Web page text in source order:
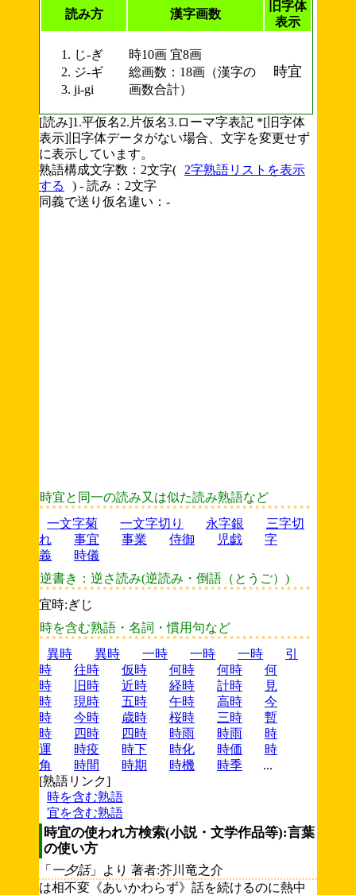
読み方 漢字画数
旧字体
表示
じ-ぎ
ジ-ギ
ji-gi
時10画 宜8画
総画数：18画（漢字の
画数合計）
時宜
[読み]1.平仮名2.片仮名3.ローマ字表記 *[旧字体
表示]旧字体データがない場合、文字を変更せず
に表示しています。
熟語構成文字数：2文字(
2字熟語リストを表示
する
) - 読み：2文字
同義で送り仮名違い：-
時宜と同一の読み又は似た読み熟語など
一文字菊
一文字切り 永字銀
三字切
れ
事宜 事業 侍御 児戯
字
義
時儀
逆書き：逆さ読み(逆読み・倒語（とうご）)
宜時:ぎじ
時を含む熟語・名詞・慣用句など
異時
異時 一時 一時 一時
引
時
往時 仮時 何時 何時
何
時
旧時 近時 経時 計時
見
時
現時 五時 午時 高時
今
時
今時 歳時 桜時 三時
暫
時
四時 四時 時雨 時雨
時
運
時疫 時下 時化 時価
時
角
時間 時期 時機 時季
...
[熟語リンク]
時を含む熟語
宜を含む熟語
時宜の使われ方検索(小説・文学作品等):言葉
の使い方
「 一夕話」より 著者:芥川竜之介
は相不変《あいかわらず》話を続けるのに熱中